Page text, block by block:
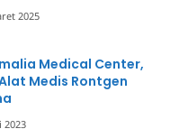
2025
Medical Center,
Medis Rontgen
2023